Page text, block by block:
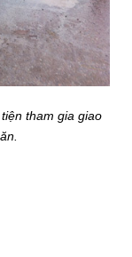
tham gia giao